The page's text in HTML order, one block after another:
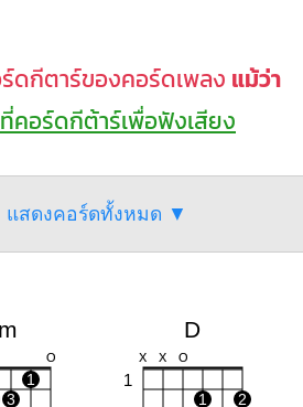
ดกีตาร์ของคอร์ดเพลง แม้ว่า
คอร์ดกีต้าร์เพื่อฟังเสียง
แสดงคอร์ดทั้งหมด ▼
O
1
3
D
X X O
1
1
2